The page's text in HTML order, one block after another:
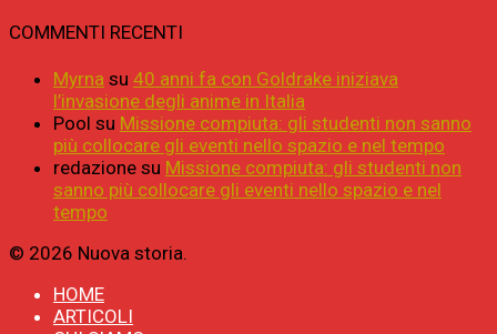
COMMENTI RECENTI
Myrna su 40 anni fa con Goldrake iniziava
l’invasione degli anime in Italia
Pool su Missione compiuta: gli studenti non sanno
più collocare gli eventi nello spazio e nel tempo
redazione su Missione compiuta: gli studenti non
sanno più collocare gli eventi nello spazio e nel
tempo
© 2026 Nuova storia.
HOME
ARTICOLI